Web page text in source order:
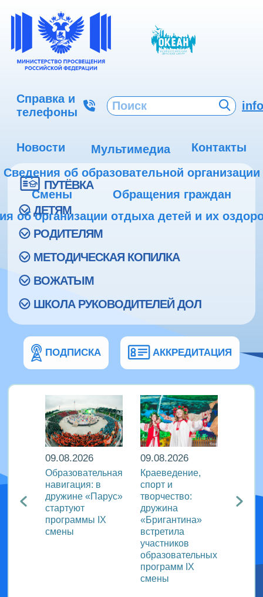
Справка и
телефоны
Новости Мультимедиа
Контакты
Сведения об образовательной организации
Смены
Обращения граждан
об организации отдыха детей и их
ПУТЁВКА
ДЕТЯМ
РОДИТЕЛЯМ
МЕТОДИЧЕСКАЯ КОПИЛКА
ВОЖАТЫМ
ШКОЛА РУКОВОДИТЕЛЕЙ ДОЛ
ПОДПИСКА АККРЕДИТАЦИЯ
09.08.2026
Образовательная
навигация: в
дружине «Парус»
стартуют
программы IX
смены
09.08.2026
Краеведение,
спорт и
творчество:
дружина
«Бригантина»
встретила
участников
образовательных
программ IX
смены